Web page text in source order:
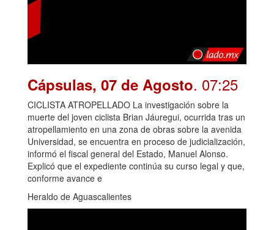
Cápsulas, 07 de Agosto. 07:25
CICLISTA ATROPELLADO La investigación sobre la
muerte del joven ciclista Brian Jáuregui, ocurrida tras un
atropellamiento en una zona de obras sobre la avenida
Universidad, se encuentra en proceso de judicialización,
informó el fiscal general del Estado, Manuel Alonso.
Explicó que el expediente continúa su curso legal y que,
conforme avance e
Heraldo de Aguascalientes